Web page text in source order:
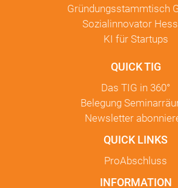
Gründungsstammtisch
Sozialinnovator
KI für Startups
QUICK TIG
Das TIG in 360°
Belegung
Newsletter
QUICK LINKS
ProAbschluss
INFORMATION